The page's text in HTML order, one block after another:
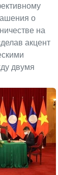
о
на
акцент
двумя